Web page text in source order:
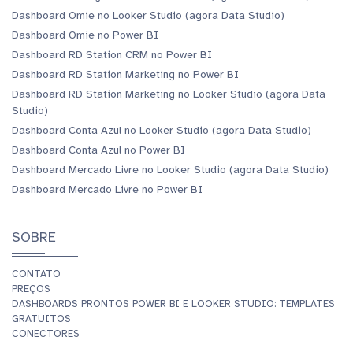
Dashboard Omie no Looker Studio (agora Data Studio)
Dashboard Omie no Power BI
Dashboard RD Station CRM no Power BI
Dashboard RD Station Marketing no Power BI
Dashboard RD Station Marketing no Looker Studio (agora Data
Studio)
Dashboard Conta Azul no Looker Studio (agora Data Studio)
Dashboard Conta Azul no Power BI
Dashboard Mercado Livre no Looker Studio (agora Data Studio)
Dashboard Mercado Livre no Power BI
SOBRE
CONTATO
PREÇOS
DASHBOARDS PRONTOS POWER BI E LOOKER STUDIO: TEMPLATES
GRATUITOS
CONECTORES